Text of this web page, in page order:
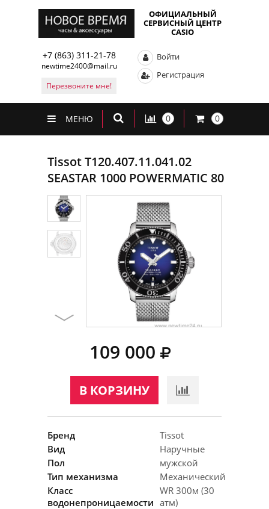
ОФИЦИАЛЬНЫЙ
СЕРВИСНЫЙ ЦЕНТР
CASIO
+7 (863) 311-21-78
newtime2400@mail.ru
Перезвоните мне!
Войти
Регистрация
МЕНЮ 0 0
Tissot T120.407.11.041.02
SEASTAR 1000 POWERMATIC 80
109 000
В КОРЗИНУ
Бренд
Tissot
Вид
Наручные
Пол
мужской
Тип механизма
Механический
Класс
водонепроницаемости
WR 300м (30
атм)